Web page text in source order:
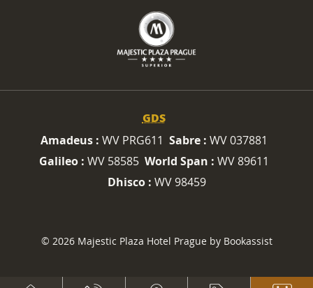
GDS
Amadeus : WV PRG611 Sabre : WV 037881
Galileo : WV 58585 World Span : WV 89611
Dhisco : WV 98459
© 2026 Majestic Plaza Hotel Prague by Bookassist